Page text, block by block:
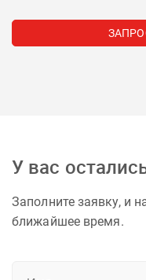
У вас
Заполните заявку, и
ближайшее время.